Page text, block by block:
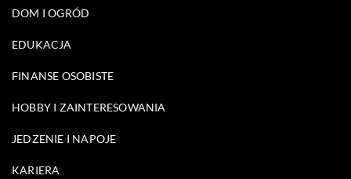
DOM I OGRÓD
EDUKACJA
FINANSE OSOBISTE
HOBBY I ZAINTERESOWANIA
JEDZENIE I NAPOJE
KARIERA